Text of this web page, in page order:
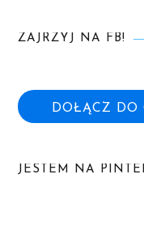
ZAJRZYJ NA FB!
DOŁĄCZ DO
JESTEM NA